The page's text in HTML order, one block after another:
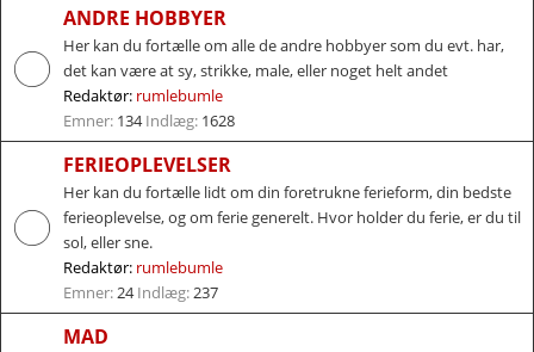
ANDRE HOBBYER
Her kan du fortælle om alle de andre hobbyer som du evt. har,
det kan være at sy, strikke, male, eller noget helt andet
Redaktør: rumlebumle
Emner: 134Indlæg: 1628
FERIEOPLEVELSER
Her kan du fortælle lidt om din foretrukne ferieform, din bedste
ferieoplevelse, og om ferie generelt. Hvor holder du ferie, er du til
sol, eller sne.
Redaktør: rumlebumle
Emner:24Indlæg:237
MAD